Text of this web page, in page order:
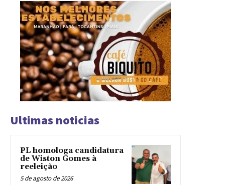
Ultimas noticias
PL homologa candidatura
de Wiston Gomes à
reeleição
5 de agosto de 2026